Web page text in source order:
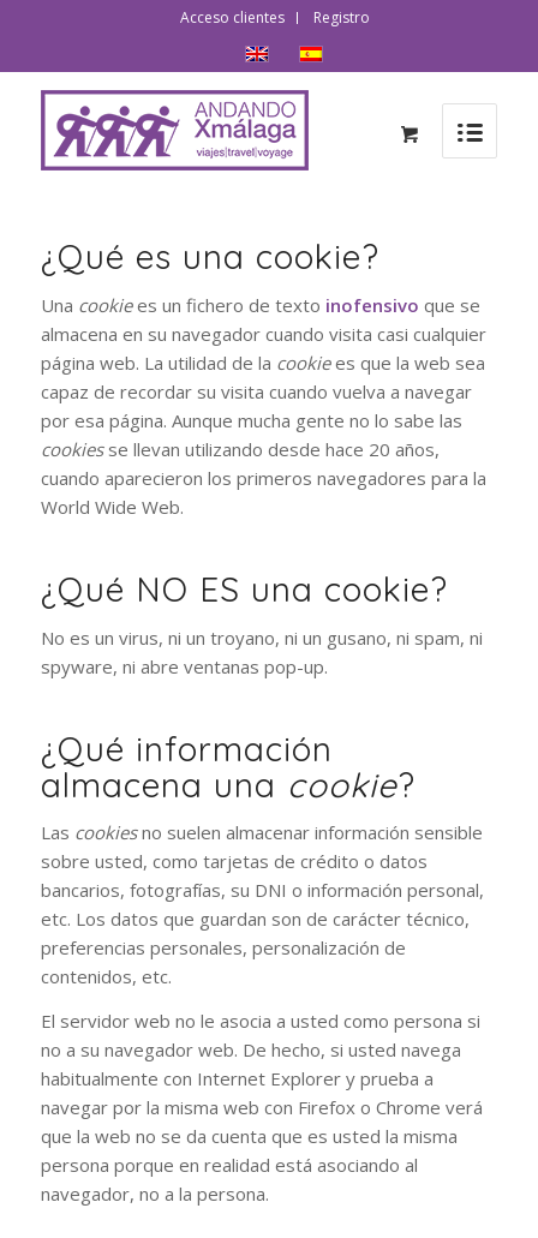
Acceso clientes Registro
¿Qué es una cookie?
Una cookiees un fichero de texto inofensivo que se
almacena en su navegador cuando visita casi cualquier
página web. La utilidad de la cookiees que la web sea
capaz de recordar su visita cuando vuelva a navegar
por esa página. Aunque mucha gente no lo sabe las
cookiesse llevan utilizando desde hace 20 años,
cuando aparecieron los primeros navegadores para la
World Wide Web.
¿Qué NO ES una cookie?
No es un virus, ni un troyano, ni un gusano, ni spam, ni
spyware, ni abre ventanas pop-up.
¿Qué información
almacena una cookie?
Las cookiesno suelen almacenar información sensible
sobre usted, como tarjetas de crédito o datos
bancarios, fotografías, su DNI o información personal,
etc. Los datos que guardan son de carácter técnico,
preferencias personales, personalización de
contenidos, etc.
El servidor web no le asocia a usted como persona si
no a su navegador web. De hecho, si usted navega
habitualmente con Internet Explorer y prueba a
navegar por la misma web con Firefox o Chrome verá
que la web no se da cuenta que es usted la misma
persona porque en realidad está asociando al
navegador, no a la persona.